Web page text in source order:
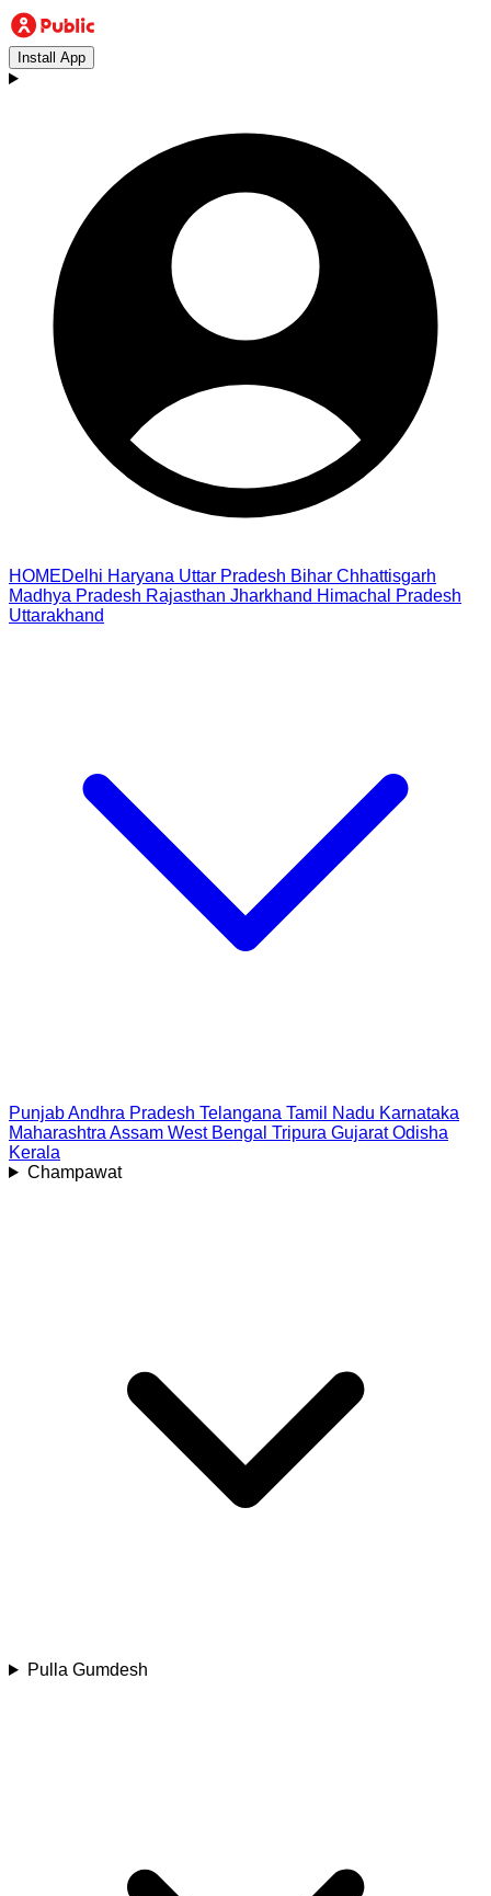
Install App
HOMEDelhi Haryana Uttar Pradesh Bihar Chhattisgarh
Madhya Pradesh Rajasthan Jharkhand Himachal Pradesh
Uttarakhand
PunjabAndhra Pradesh Telangana Tamil Nadu Karnataka
Maharashtra Assam West Bengal Tripura Gujarat Odisha
Kerala
Champawat
Pulla Gumdesh